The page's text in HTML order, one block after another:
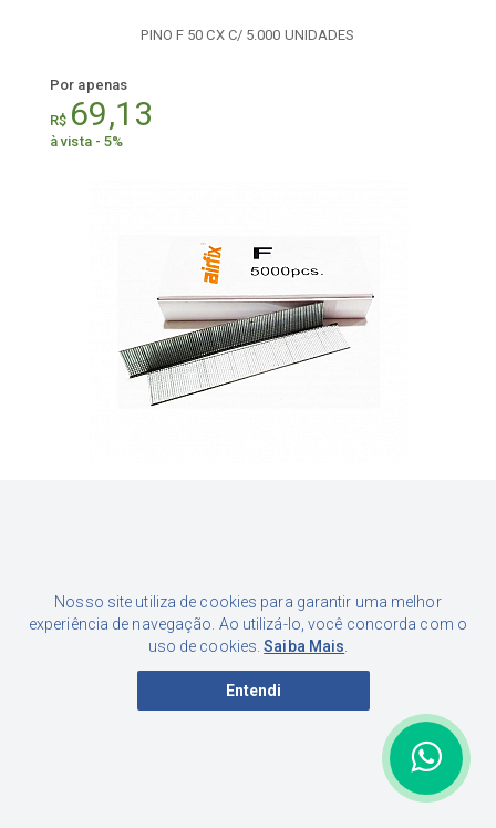
PINO F 50 CX C/ 5.000 UNIDADES
Por apenas
R$ 69,13
à vista - 5%
à vista - 5%
Nosso site utiliza de cookies para garantir uma melhor
experiência de navegação. Ao utilizá-lo, você concorda com o
uso de cookies.Saiba Mais
Entendi